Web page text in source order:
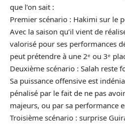
que l’on sait :
Premier scénario : Hakimi sur le
Avec la saison qu’il vient de
valorisé pour ses performances
peut prétendre à une 2ᵉ ou 3ᵉ
Deuxième scénario : Salah reste
Sa puissance offensive est
pénalisé par le fait de ne pas
majeurs, ou par sa performance
Troisième scénario : surprise